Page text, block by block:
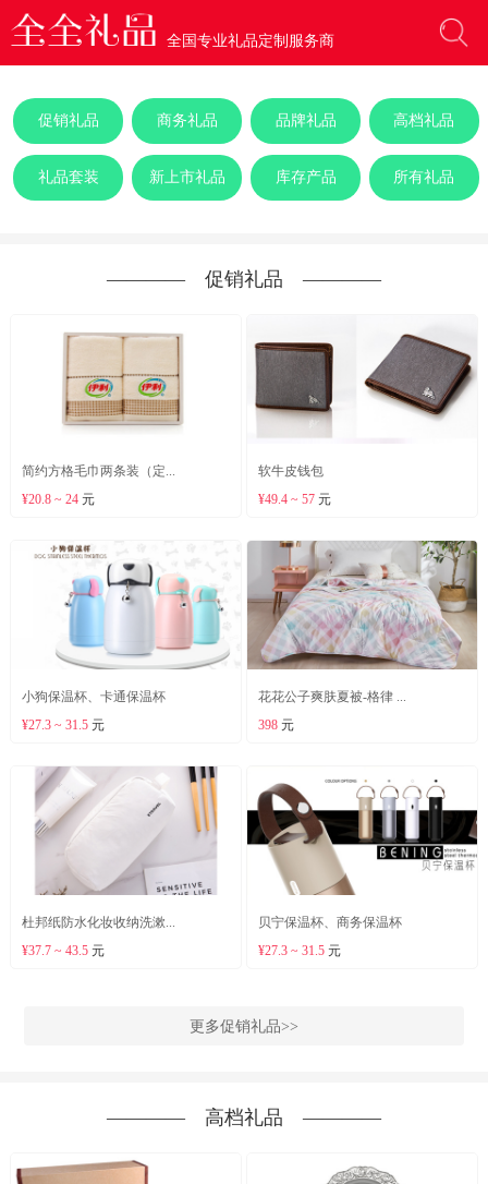
全国专业礼品定制服务商
促销礼品 商务礼品 品牌礼品 高档礼品
礼品套装 新上市礼品 库存产品 所有礼品
―――― 促销礼品 ――――
简约方格毛巾两条装（定...
¥20.8 ~ 24元
软牛皮钱包
¥49.4 ~ 57 元
小狗保温杯、卡通保温杯
¥27.3 ~ 31.5元
花花公子爽肤夏被-格律 ...
398 元
杜邦纸防水化妆收纳洗漱...
¥37.7 ~ 43.5元
贝宁保温杯、商务保温杯
¥27.3 ~ 31.5 元
更多促销礼品>>
―――― 高档礼品 ――――